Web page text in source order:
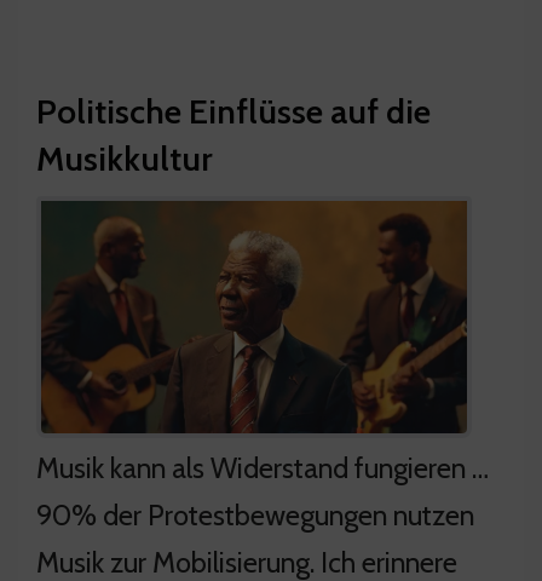
Politische Einflüsse auf die
Musikkultur
Musik kann als Widerstand fungieren …
90% der Protestbewegungen nutzen
Musik zur Mobilisierung. Ich erinnere